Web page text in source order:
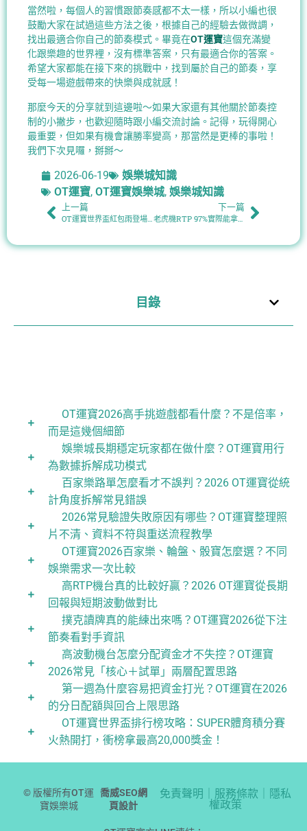
當然啦，每個人的習慣跟節奏感都不太一樣，所以小編也很
鼓勵大家在試過這些方法之後，根據自己的經驗去做微調，
找出最適合你自己的節奏模式。畢竟在OT運寶這個充滿變
化跟樂趣的世界裡，沒有標準答案，只有最適合你的答案。
希望大家都能在接下來的挑戰中，找到屬於自己的節奏，享
受每一場遊戲帶來的快樂與成就感！
那麼今天的分享就到這邊啦～如果大家還有其他關於節奏控
制的小撇步，也歡迎隨時跟小編交流討論。記得，玩得開心
最重要，但如果有機會讓勝率變高，那當然是更棒的事啦！
我們下次見囉，掰掰～
2026-06-19
娛樂城知識
OT運寶, OT運寶娛樂城, 娛樂城知識
上一篇
OT運寶世界盃紅包雨登場！每日兩場限時開搶，最高8倍獎勵輕鬆帶走
下一篇
老虎機RTP 97%實際能拿到多少？2026 OT運寶用1000轉模擬結果說明
目錄
OT運寶2026高手挑遊戲都看什麼？不是倍率，
而是這幾個細節
娛樂城長期穩定玩家都在做什麼？OT運寶用行
為數據拆解成功模式
百家樂路單怎麼看才不誤判？2026 OT運寶從統
計角度拆解常見錯誤
2026常見驗證失敗原因有哪些？OT運寶整理照
片不清、資料不符與重送流程教學
OT運寶2026百家樂、輪盤、骰寶怎麼選？不同
娛樂需求一次比較
高RTP機台真的比較好贏？2026 OT運寶從長期
回報與短期波動做對比
撲克讀牌真的能練出來嗎？OT運寶2026從下注
節奏看對手資訊
高波動機台怎麼分配資金才不失控？OT運寶
2026常見「核心＋試單」兩層配置思路
第一週為什麼容易把資金打光？OT運寶在2026
的分日配額與回合上限思路
OT運寶世界盃排行榜攻略：SUPER體育積分賽
火熱開打，衝榜拿最高20,000獎金！
© 版權所有OT運
寶娛樂城
喬威SEO網
頁設計
免責聲明｜服務條款｜隱私
權政策